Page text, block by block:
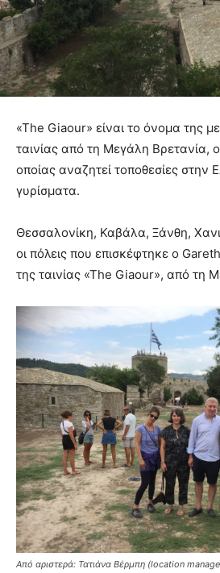
«Τhe Giaour» είναι το όνομα της
ταινίας από τη Μεγάλη Βρετανία,
οποίας αναζητεί τοποθεσίες στην
γυρίσματα.
Θεσσαλονίκη, Καβάλα, Ξάνθη,
οι πόλεις που επισκέφτηκε ο
της ταινίας «Τhe Giaour», από τη
Από αριστερά: Τατιάνα Βέρμπη (location